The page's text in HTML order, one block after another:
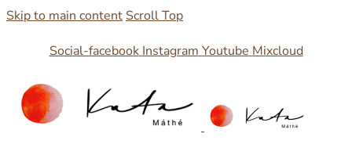
Skip to main content Scroll Top
Social-facebook Instagram Youtube Mixcloud